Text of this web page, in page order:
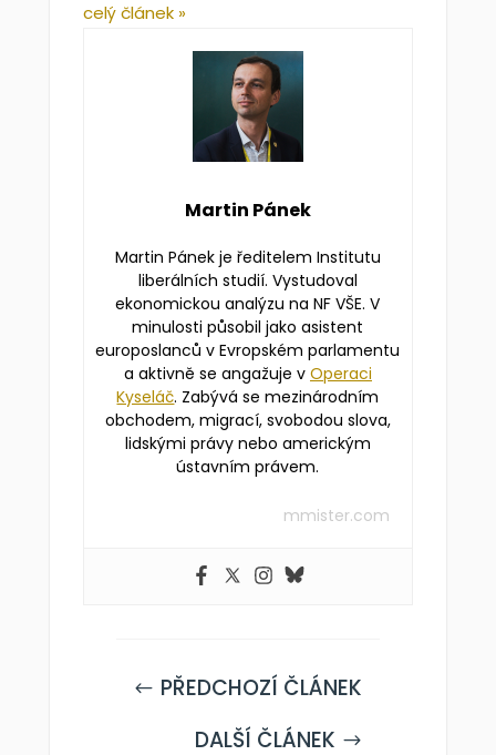
celý článek »
Martin Pánek
Martin Pánek je ředitelem Institutu
liberálních studií. Vystudoval
ekonomickou analýzu na NF VŠE. V
minulosti působil jako asistent
europoslanců v Evropském parlamentu
a aktivně se angažuje v Operaci
Kyseláč. Zabývá se mezinárodním
obchodem, migrací, svobodou slova,
lidskými právy nebo americkým
ústavním právem.
mmister.com
# PŘEDCHOZÍ ČLÁNEK
DALŠÍ ČLÁNEK $